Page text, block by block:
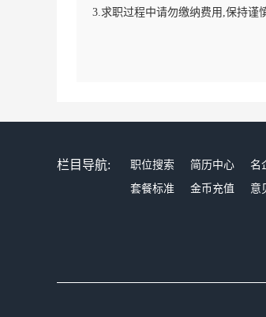
3.求职过程中请勿缴纳费用,保持谨
栏目导航: 职位搜索 简历中心 名
套餐标准
金币充值 意